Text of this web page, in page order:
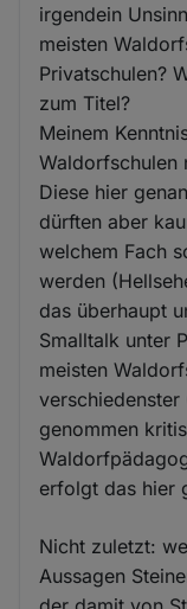
irgendein
meisten
Privatschulen?
zum Titel?
Meinem
Waldorfschulen
Diese hier
dürften aber
welchem Fach
werden
das überhaupt
Smalltalk unter
meisten
genommen
erfolgt das hier
Nicht zuletzt:
Aussagen